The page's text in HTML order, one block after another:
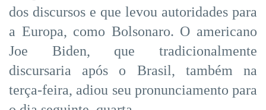
dos discursos e que levou autoridades para
a Europa, como Bolsonaro. O americano
Joe Biden, que tradicionalmente
discursaria após o Brasil, também na
terça-feira, adiou seu pronunciamento para